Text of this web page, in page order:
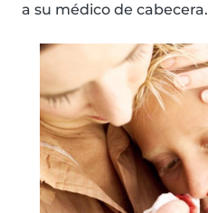
a su médico de cabecera.